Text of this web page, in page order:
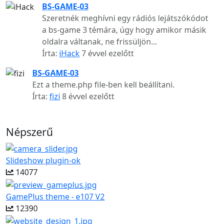
BS-GAME-03
Szeretnék meghívni egy rádiós lejátszókódot
a bs-game 3 témára, úgy hogy amikor másik
oldalra váltanak, ne frissüljön...
Írta: iHack7 évvel ezelőtt
BS-GAME-03
Ezt a theme.php file-ben kell beállítani.
Írta: fizi 8 évvel ezelőtt
Népszerű
Slideshow plugin-ok
14077
GamePlus theme - e107 V2
12390